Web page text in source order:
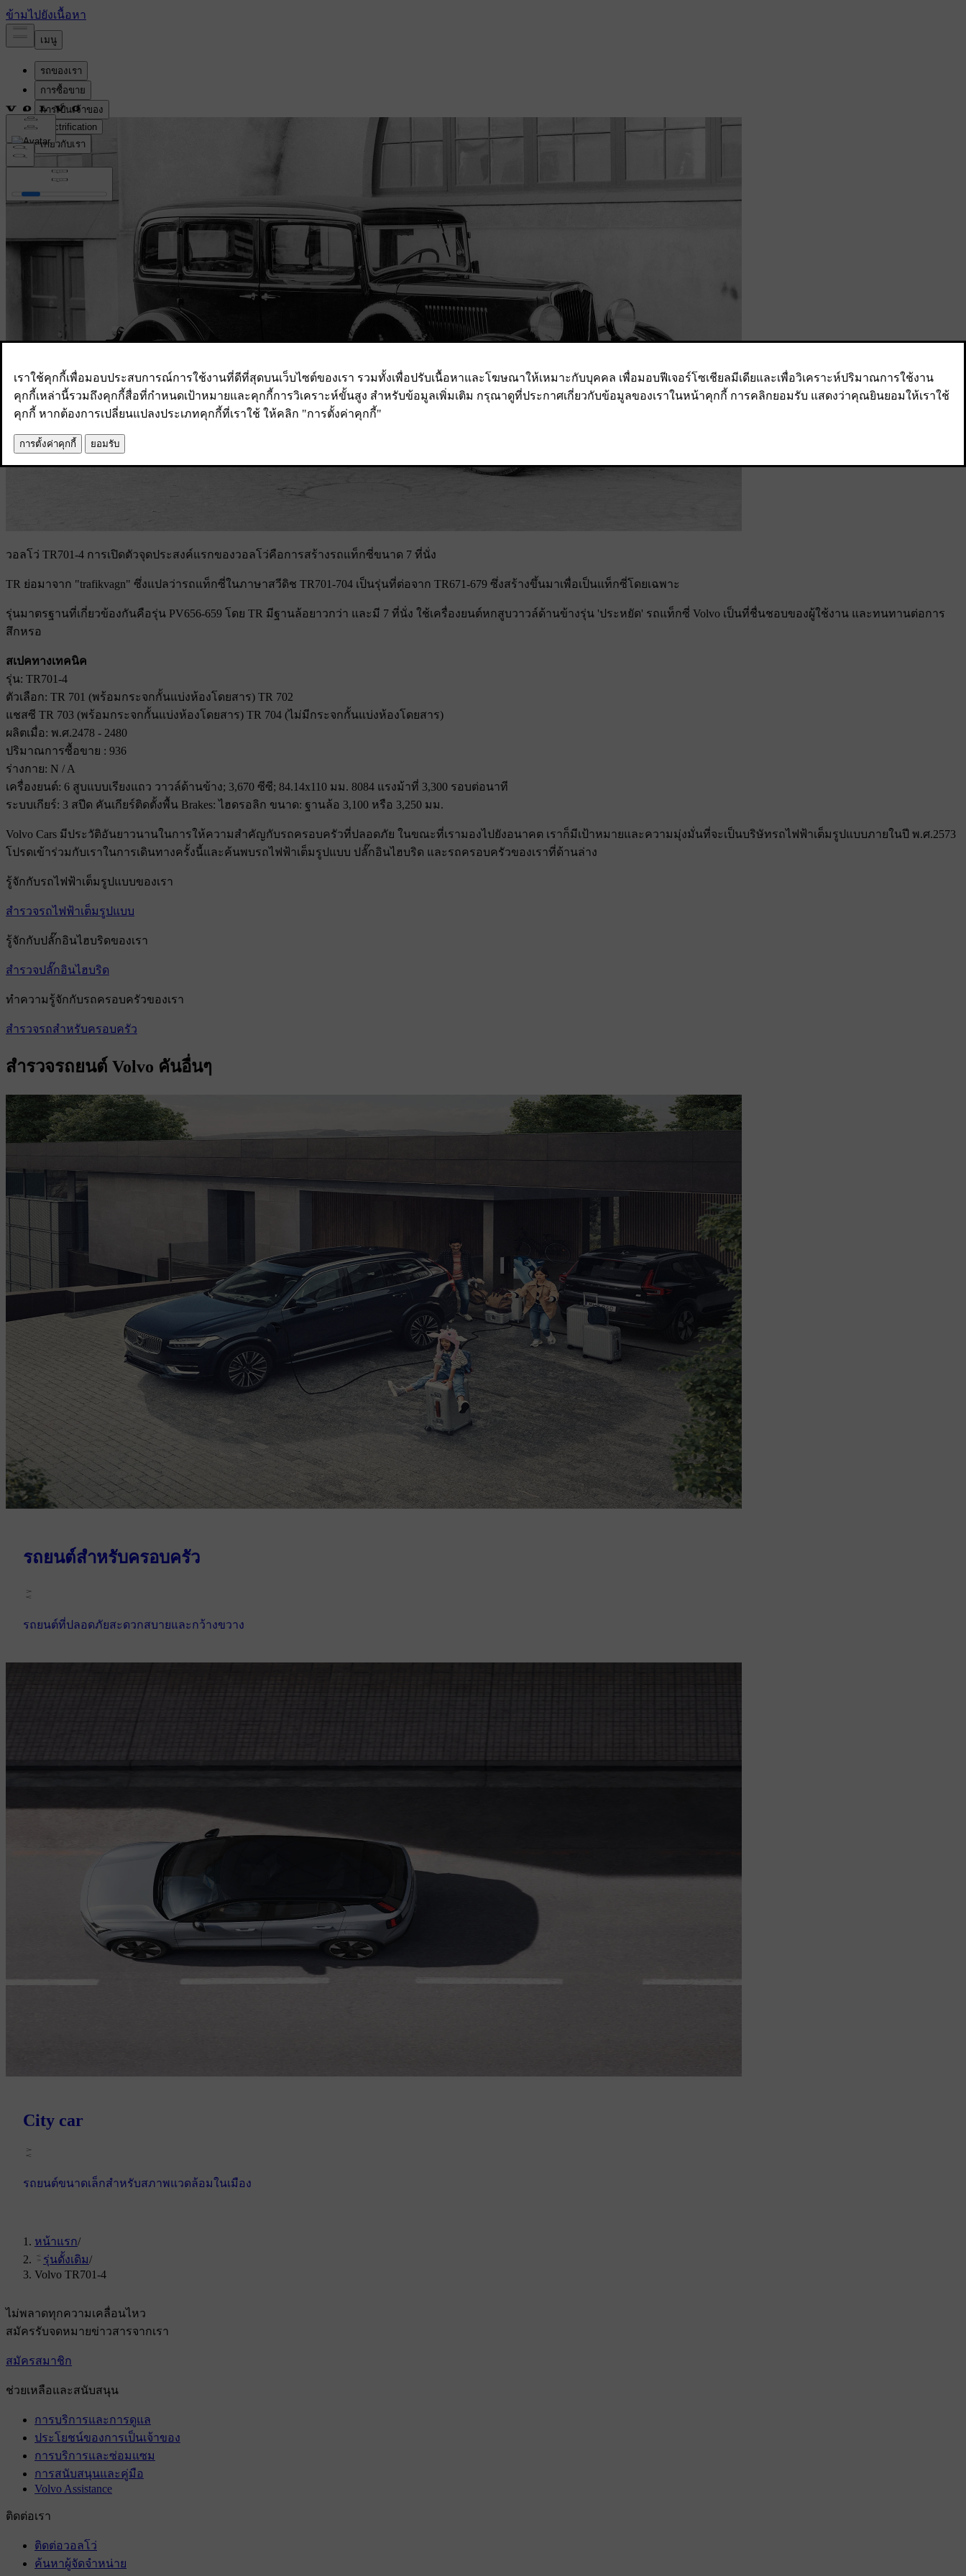
วอลโว่ TR701-4 การเปิดตัวจุดประสงค์แรกของวอลโว่คือการสร้างรถแท็กซี่ขนาด 7 ที่นั่ง
TR ย่อมาจาก "trafikvagn" ซึ่งแปลว่ารถแท็กซี่ในภาษาสวีดิช TR701-704 เป็นรุ่นที่ต่อจาก TR671-679 ซึ่งสร้างขึ้นมาเพื่อเป็นแท็กซี่โดยเฉพาะ
รุ่นมาตรฐานที่เกี่ยวข้องกันคือรุ่น PV656-659 โดย TR มีฐานล้อยาวกว่า และมี 7 ที่นั่ง ใช้เครื่องยนต์หกสูบวาวล์ด้านข้างรุ่น 'ประหยัด' รถแท็กซี่ Volvo เป็นที่ชื่นชอบของผู้ใช้งาน และทนทานต่อการ
สึกหรอ
สเปคทางเทคนิค
รุ่น: TR701-4
ตัวเลือก: TR 701 (พร้อมกระจกกั้นแบ่งห้องโดยสาร) TR 702
แชสซี TR 703 (พร้อมกระจกกั้นแบ่งห้องโดยสาร) TR 704 (ไม่มีกระจกกั้นแบ่งห้องโดยสาร)
ผลิตเมื่อ: พ.ศ.2478 - 2480
ปริมาณการซื้อขาย : 936
ร่างกาย: N / A
เครื่องยนต์: 6 สูบแบบเรียงแถว วาวล์ด้านข้าง; 3,670 ซีซี; 84.14x110 มม. 8084 แรงม้าที่ 3,300 รอบต่อนาที
ระบบเกียร์: 3 สปีด คันเกียร์ติดตั้งพื้น Brakes: ไฮดรอลิก ขนาด: ฐานล้อ 3,100 หรือ 3,250 มม.
Volvo Cars มีประวัติอันยาวนานในการให้ความสําคัญกับรถครอบครัวที่ปลอดภัย ในขณะที่เรามองไปยังอนาคต เราก็มีเป้าหมายและความมุ่งมั่นที่จะเป็นบริษัทรถไฟฟ้าเต็มรูปแบบภายในปี พ.ศ.2573
โปรดเข้าร่วมกับเราในการเดินทางครั้งนี้และค้นพบรถไฟฟ้าเต็มรูปแบบ ปลั๊กอินไฮบริด และรถครอบครัวของเราที่ด้านล่าง
รู้จักกับรถไฟฟ้าเต็มรูปแบบของเรา
สํารวจรถไฟฟ้าเต็มรูปแบบ
รู้จักกับปลั๊กอินไฮบริดของเรา
สำรวจปลั๊กอินไฮบริด
ทําความรู้จักกับรถครอบครัวของเรา
สํารวจรถสําหรับครอบครัว
สํารวจรถยนต์ Volvo คันอื่นๆ
รถยนต์สำหรับครอบครัว
รถยนต์ที่ปลอดภัยสะดวกสบายและกว้างขวาง
City car
รถยนต์ขนาดเล็กสําหรับสภาพแวดล้อมในเมือง
หน้าแรก/
รุ่นดั้งเดิม/
Volvo TR701-4